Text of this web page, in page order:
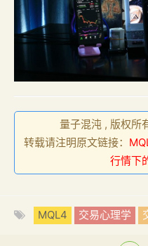
量子混沌 , 版权所
转载请注明原文链接：
行情下
MQL4 交易心理学